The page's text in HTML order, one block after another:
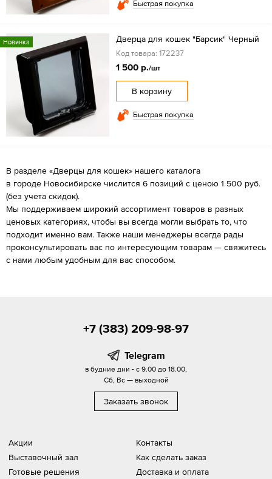
Быстрая покупка
Новинка Дверца для кошек "Барсик" Черный
Код товара: 172237
1 500 р./шт
В корзину
Быстрая покупка
В разделе «Дверцы для кошек» нашего каталога
в городе Новосибирске числится 6 позиций с ценою 1 500 руб.
(без учета скидок).
Мы поддерживаем широкий ассортимент товаров в разных
ценовых категориях, чтобы вы всегда могли выбрать то, что
подходит именно вам. Также наши менеджеры всегда рады
проконсультировать вас по интересующим товарам — свяжитесь
с нами любым удобным для вас способом.
Акции
Выставочный зал
Готовые решения
Контакты
Как сделать заказ
Доставка и оплата
+7 (383) 209-98-97
Telegram
в будние дни - с 9.00 до 18.00,
Сб, Вс — выходной
Заказать звонок